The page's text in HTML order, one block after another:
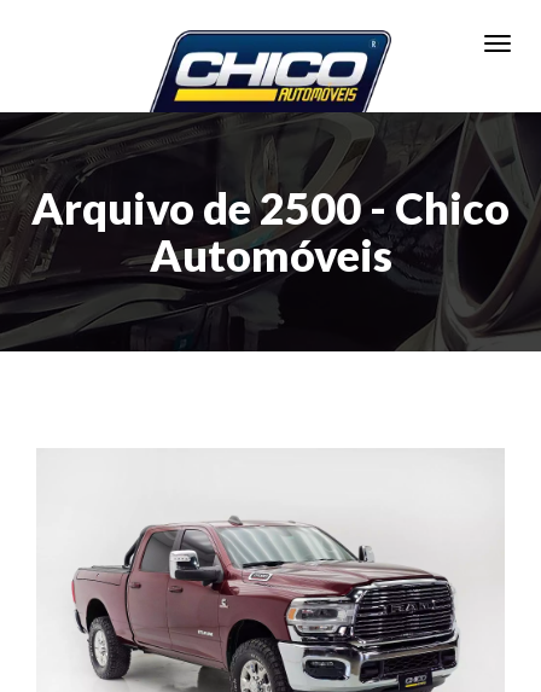
Arquivo de 2500 - Chico
Automóveis